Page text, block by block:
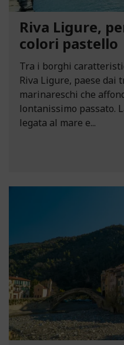
Riva Ligure,
colori pastello
Tra i borghi
Riva Ligure, paese
marinareschi che
lontanissimo passato.
legata al mare e...